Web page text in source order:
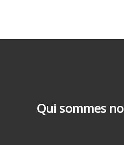
Qui sommes